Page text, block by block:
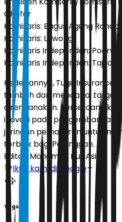
Ghofar
Komisaris: Bagus Agung
Komisaris: Lowong
Komisaris Independen:
Komisaris Independen: Tajudin
Kedepannya, Tugu Insurance
tumbuh dan mencapai target
direncanakan. Perseroan
inovasi pada pengembangan
jaringan pemasaran untuk
terbaik bagi Pelanggan.
Editor: Mohamad Nur Asikin
Ikuti kami di Google
Tags